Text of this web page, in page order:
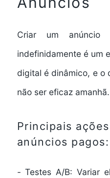
Criar um anúncio
indefinidamente é um
digital é dinâmico, e o
não ser eficaz amanhã.
Principais
anúncios pagos:
-Testes A/B: Variar